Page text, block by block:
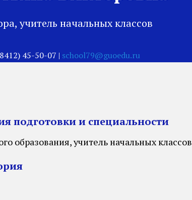
учитель начальных классов
45-50-07 | school79@guoedu.ru
подготовки и специальности
образования, учитель начальных классов